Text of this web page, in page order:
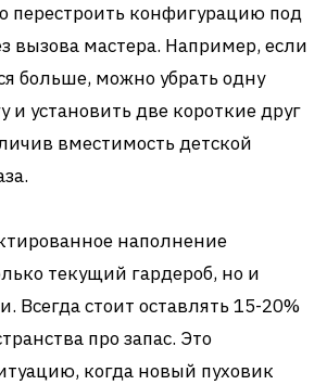
перестроить конфигурацию под
вызова мастера. Например, если
больше, можно убрать одну
установить две короткие друг
вместимость детской
наполнение
текущий гардероб, но и
Всегда стоит оставлять 15-20%
про запас. Это
когда новый пуховик